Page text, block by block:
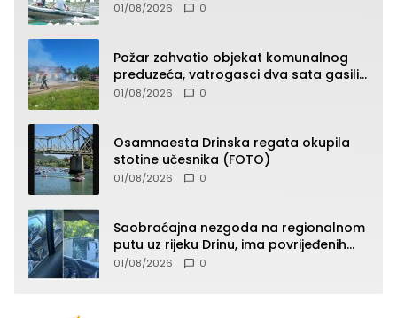
01/08/2026 0
Požar zahvatio objekat komunalnog
preduzeća, vatrogasci dva sata gasili
vatru (FOTO)
01/08/2026 0
Osamnaesta Drinska regata okupila
stotine učesnika (FOTO)
01/08/2026 0
Saobraćajna nezgoda na regionalnom
putu uz rijeku Drinu, ima povrijeđenih
lica (FOTO)
01/08/2026 0